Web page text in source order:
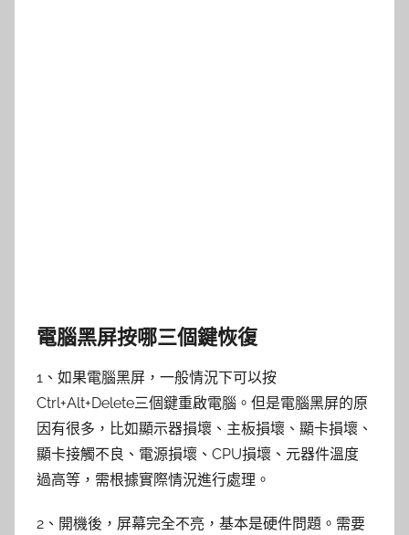
電腦黑屏按哪三個鍵恢復
1、如果電腦黑屏，一般情況下可以按
Ctrl+Alt+Delete三個鍵重啟電腦。但是電腦黑屏的原
因有很多，比如顯示器損壞、主板損壞、顯卡損壞、
顯卡接觸不良、電源損壞、CPU損壞、元器件溫度
過高等，需根據實際情況進行處理。
2、開機後，屏幕完全不亮，基本是硬件問題。需要